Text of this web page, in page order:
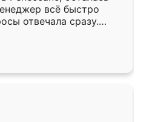
всё быстро
отвечала сразу.
субботу, подошёл к
Собрали
аккуратно, даже